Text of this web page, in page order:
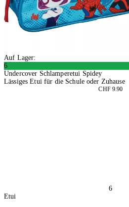
Auf Lager:
6
Undercover Schlamperetui Spidey
Lässiges Etui für die Schule oder Zuhause
CHF 9.90
6
Etui